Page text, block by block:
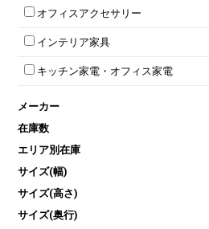
ダイヤル錠ロッカー
ワードローブ・クローゼット
会議テーブルW1800～
平行スタックテーブル
会議テーブルその他
ミーティングチェアその他
パーテーションその他
壁掛けホワイトボード
ホワイトボードその他
電話機（ビジネスフォン）
シュレッダー
スクリーン
その他OA機器
オフィスアクセサリー
チェア用台車
演台・講演台・演説台
防音パネル
コートハンガー・ポールハンガー
傘立て
食器棚・キッチンキャビネット
カタログスタンド
オフィスアクセサリーその他
インテリア家具
モールドチェア
ダイニングチェア
カウンターテーブル
センターテーブル・サイドテーブル
ベンチ・スツール
ソファ
シェルフ
ダストボックス（ゴミ箱）
インテリア家具その他
キッチン家電・オフィス家電
冷蔵庫・洗濯機
空気清浄機・加湿器
液晶テレビ・モニター類
エアコン
照明機器
掃除機
季節家電
メーカー
在庫数
エリア別在庫
サイズ(幅)
サイズ(高さ)
サイズ(奥行)